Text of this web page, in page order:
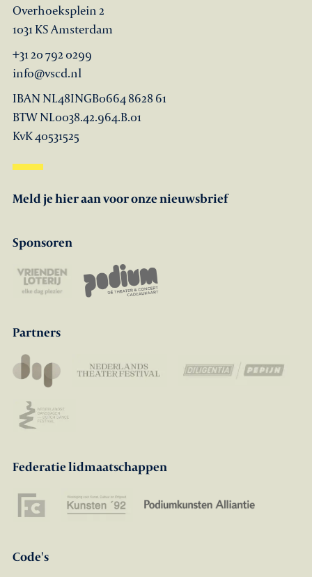
Overhoeksplein 2
1031 KS Amsterdam
+31 20 792 0299
info@vscd.nl
IBAN NL48INGB0664 8628 61
BTW NL0038.42.964.B.01
KvK 40531525
Meld je hier aan voor onze nieuwsbrief
Sponsoren
Partners
Federatie lidmaatschappen
Code's